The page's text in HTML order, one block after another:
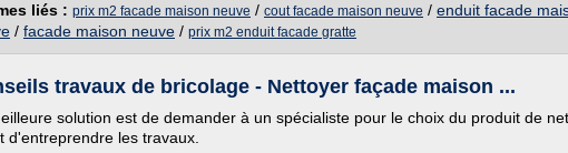
liés : prix m2 facade maison neuve / cout facade maison neuve / enduit facade
/ facade maison neuve / prix m2 enduit facade gratte
travaux de bricolage - Nettoyer façade maison ...
solution est de demander à un spécialiste pour le choix du produit de
d'entreprendre les travaux.